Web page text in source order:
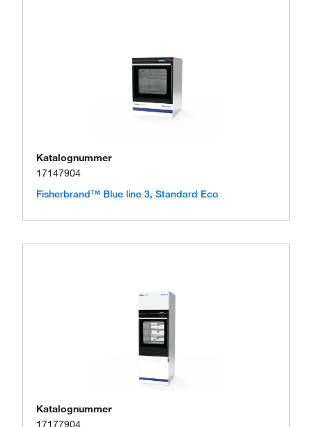
Katalognummer
17147904
Fisherbrand™ Blue line 3, Standard Eco
Katalognummer
17177904